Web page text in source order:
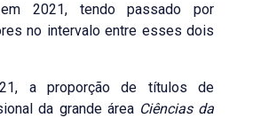
2021, tendo passado por
no intervalo entre esses dois
a proporção de títulos de
da grande área Ciências da